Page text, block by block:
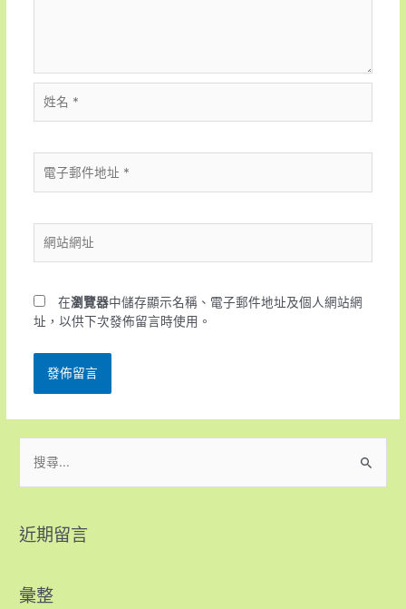
在瀏覽器中儲存顯示名稱、電子郵件地址及個人網站網
址，以供下次發佈留言時使用。
近期留言
彙整